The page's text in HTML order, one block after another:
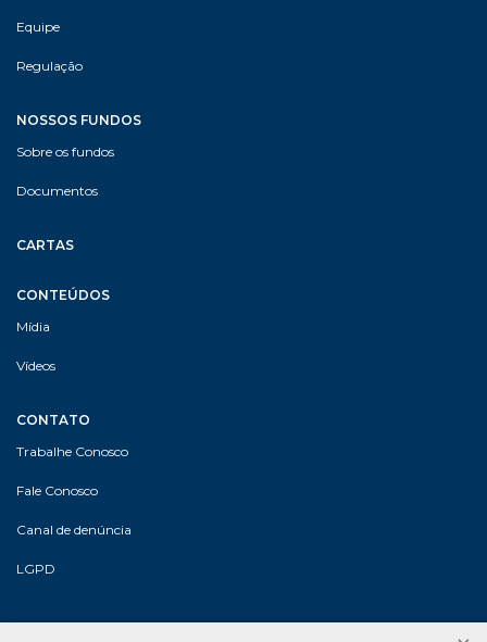
Equipe
Regulação
NOSSOS FUNDOS
Sobre os fundos
Documentos
CARTAS
CONTEÚDOS
Mídia
Vídeos
CONTATO
Trabalhe Conosco
Fale Conosco
Canal de denúncia
LGPD